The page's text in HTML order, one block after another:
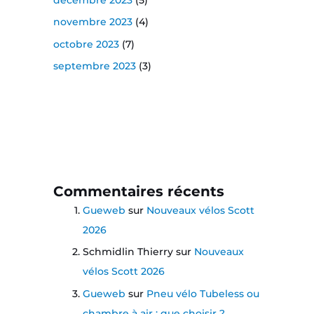
novembre 2023 (4)
octobre 2023 (7)
septembre 2023 (3)
Commentaires récents
Gueweb sur Nouveaux vélos Scott
2026
Schmidlin Thierry sur Nouveaux
vélos Scott 2026
Gueweb sur Pneu vélo Tubeless ou